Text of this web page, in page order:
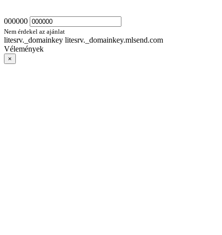
000000
Nem érdekel az ajánlat
litesrv._domainkey litesrv._domainkey.mlsend.com
Vélemények
×